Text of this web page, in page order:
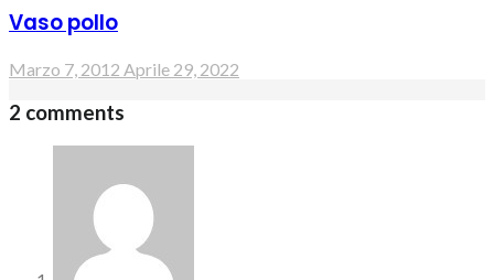
Vaso pollo
Marzo 7, 2012 Aprile 29, 2022
2 comments